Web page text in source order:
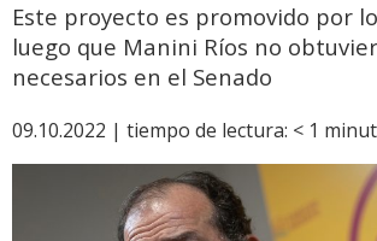
Este proyecto es promovido por
luego que Manini Ríos no
necesarios en el Senado
09.10.2022 | tiempo de lectura: < 1